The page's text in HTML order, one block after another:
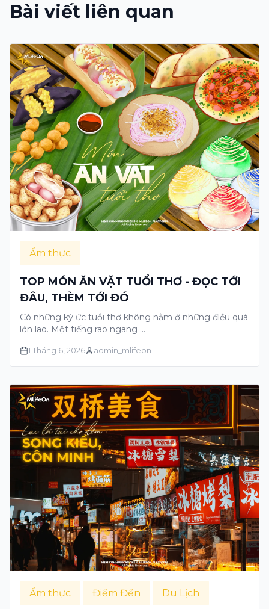
Bài viết liên quan
Ẩm thực
TOP MÓN ĂN VẶT TUỔI THƠ - ĐỌC TỚI
ĐÂU, THÈM TỚI ĐÓ
Có những ký ức tuổi thơ không nằm ở những điều quá
lớn lao. Một tiếng rao ngang …
1 Tháng 6, 2026 admin_mlifeon
Ẩm thực Điểm Đến Du Lịch